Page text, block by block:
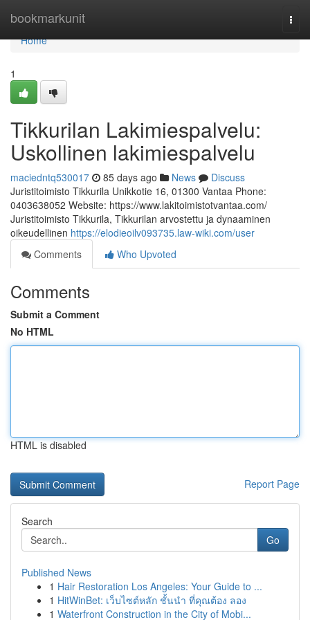
bookmarkunit
Home
Home
1
Tikkurilan Lakimiespalvelu:
Uskollinen lakimiespalvelu
maciedntq530017 85 days ago News
Discuss
Juristitoimisto Tikkurila Unikkotie 16, 01300 Vantaa Phone:
0403638052 Website: https://www.lakitoimistotvantaa.com/
Juristitoimisto Tikkurila, Tikkurilan arvostettu ja dynaaminen
oikeudellinen https://elodieoilv093735.law-wiki.com/user
Comments
Who Upvoted
Comments
Submit a Comment
No HTML
HTML is disabled
Report Page
Search
Go
Published News
1 Hair Restoration Los Angeles: Your Guide to ...
1 HitWinBet: เว็บไซต์หลัก ชั้นนำ ที่คุณต้อง ลอง
1 Waterfront Construction in the City of Mobi...